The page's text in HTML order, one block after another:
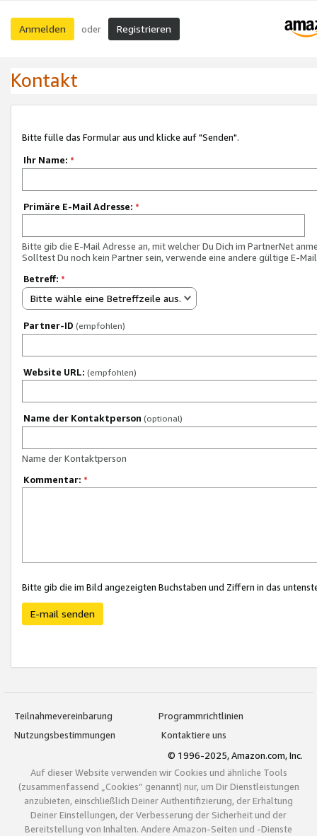
Anmelden oder Registrieren
Kontakt
Bitte fülle das Formular aus und klicke auf "Senden".
Ihr Name: *
Primäre E-Mail Adresse: *
Bitte gib die E-Mail Adresse an, mit welcher Du Dich im PartnerNet
Solltest Du noch kein Partner sein, verwende eine andere gültige E-
Betreff: *
Bitte wähle eine Betreffzeile aus.
Partner-ID (empfohlen)
Website URL: (empfohlen)
Name der Kontaktperson (optional)
Name der Kontaktperson
Kommentar: *
Bitte gib die im Bild angezeigten Buchstaben und Ziffern in das
E-mail senden
Teilnahmevereinbarung
Programmrichtlinien
Nutzungsbestimmungen
Kontaktiere uns
© 1996-2025, Amazon.com, Inc.
Auf dieser Website verwenden wir Cookies und ähnliche Tools
(zusammenfassend „Cookies“ genannt) nur, um Dir Dienstleistungen
anzubieten, einschließlich Deiner Authentifizierung, der Erhaltung
Deiner Einstellungen, der Verbesserung der Sicherheit und der
Bereitstellung von Inhalten. Andere Amazon-Seiten und -Dienste